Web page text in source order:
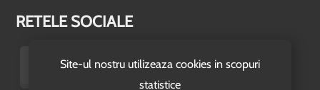
Site-ul nostru utilizeaza cookies in scopuri
statistice
RETELE SOCIALE